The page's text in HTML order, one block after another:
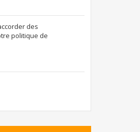
des
politique de